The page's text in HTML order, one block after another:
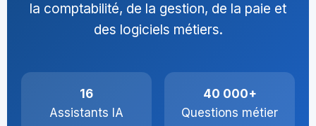
la comptabilité, de la gestion, de la paie et
des logiciels métiers.
16
Assistants IA
40 000+
Questions métier